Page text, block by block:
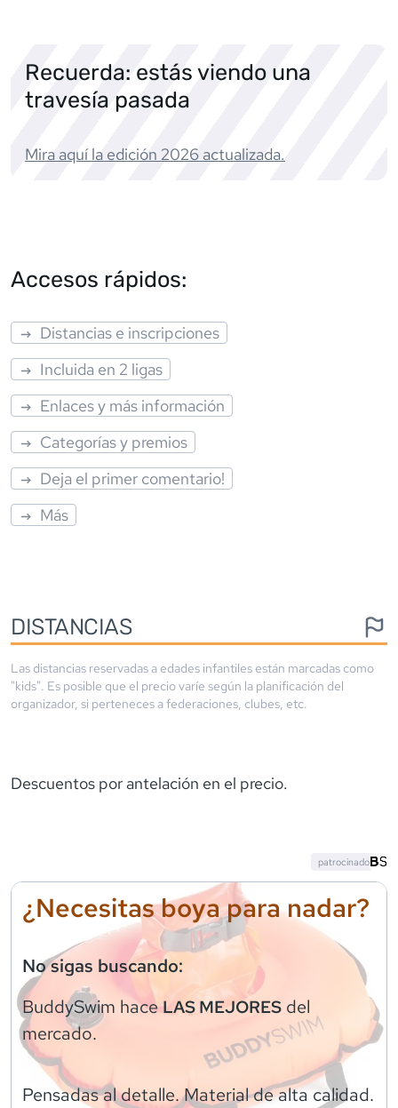
Recuerda: estás viendo una
travesía pasada
Mira aquí la edición 2026 actualizada.
Accesos rápidos:
Distancias e inscripciones
Incluida en 2 ligas
Enlaces y más información
Categorías y premios
Deja el primer comentario!
Más
DISTANCIAS
Las distancias reservadas a edades infantiles están marcadas como
"kids". Es posible que el precio varíe según la planificación del
organizador, si perteneces a federaciones, clubes, etc.
Descuentos por antelación en el precio.
¿Necesitas boya para nadar?
No sigas buscando:
BuddySwim haceLAS MEJORES del
mercado.
Pensadas al detalle. Material de alta calidad.
patrocinado